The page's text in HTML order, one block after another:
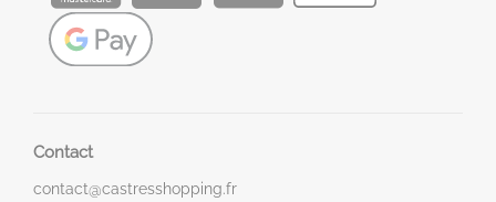
Contact
contact@castresshopping.fr